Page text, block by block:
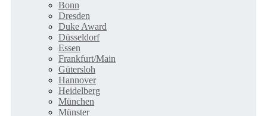
Bonn
Dresden
Duke Award
Düsseldorf
Essen
Frankfurt/Main
Gütersloh
Hannover
Heidelberg
München
Münster